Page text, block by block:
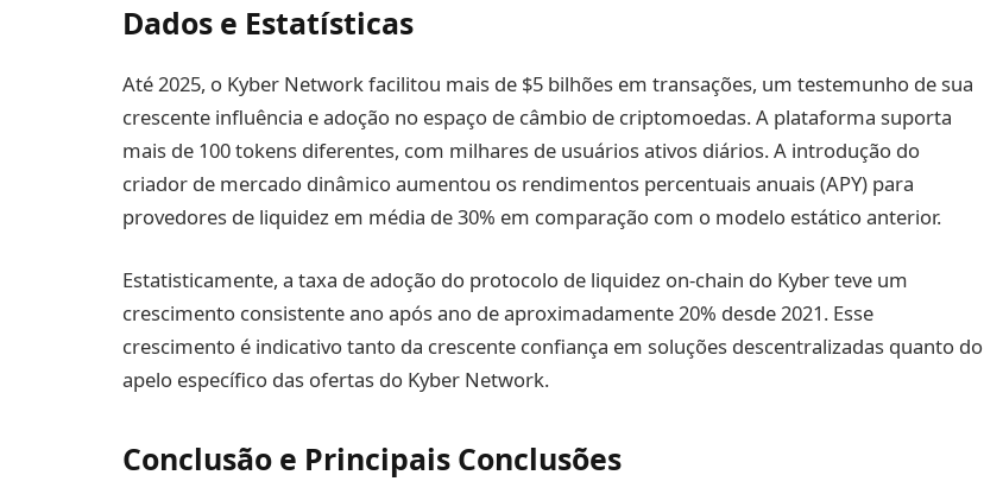
Dados e Estatísticas
Até 2025, o Kyber Network facilitou mais de $5 bilhões em transações, um testemunho de sua
crescente influência e adoção no espaço de câmbio de criptomoedas. A plataforma suporta
mais de 100 tokens diferentes, com milhares de usuários ativos diários. A introdução do
criador de mercado dinâmico aumentou os rendimentos percentuais anuais (APY) para
provedores de liquidez em média de 30% em comparação com o modelo estático anterior.
Estatisticamente, a taxa de adoção do protocolo de liquidez on-chain do Kyber teve um
crescimento consistente ano após ano de aproximadamente 20% desde 2021. Esse
crescimento é indicativo tanto da crescente confiança em soluções descentralizadas quanto do
apelo específico das ofertas do Kyber Network.
Conclusão e Principais Conclusões